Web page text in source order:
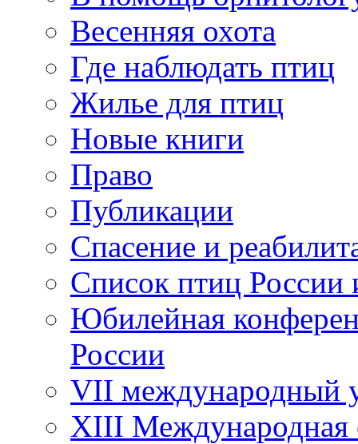
Весенняя охота
Где наблюдать птиц
Жилье для птиц
Новые книги
Право
Публикации
Спасение и
Список птиц России
Юбилейная
России
VII международный
XIII Международная